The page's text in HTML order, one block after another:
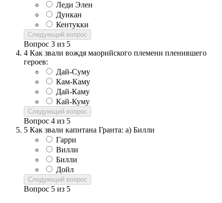
Леди Элен
Дункан
Кентукки
Следующий вопрос
Вопрос 3 из 5
4 Как звали вождя маорийского племени пленившего
героев:
Дай-Суму
Кам-Каму
Дай-Каму
Кай-Куму
Следующий вопрос
Вопрос 4 из 5
5 Как звали капитана Гранта: а) Билли
Гарри
Вилли
Билли
Дойл
Следующий вопрос
Вопрос 5 из 5